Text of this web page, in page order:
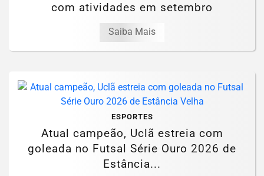
com atividades em setembro
Saiba Mais
ESPORTES
Atual campeão, Uclã estreia com
goleada no Futsal Série Ouro 2026 de
Estância...